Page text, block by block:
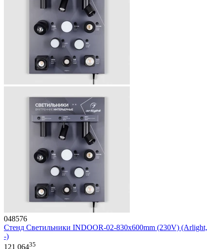
048576
Стенд Светильники INDOOR-02-830х600mm (230V) (Arlight,
-)
121 06435